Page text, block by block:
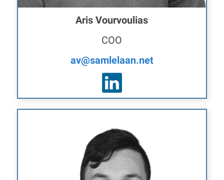
Aris Vourvoulias
COO
av@samlelaan.net